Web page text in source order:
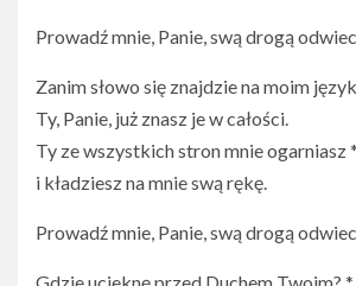
Prowadź mnie, Panie, swą drogą
Zanim słowo się znajdzie na moim
Ty, Panie, już znasz je w całości.
Ty ze wszystkich stron mnie ogarniasz *
i kładziesz na mnie swą rękę.
Prowadź mnie, Panie, swą drogą